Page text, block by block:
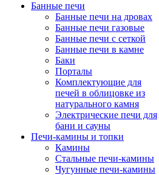
Банные печи
Банные печи на дровах
Банные печи газовые
Банные печи с сеткой
Банные печи в камне
Баки
Порталы
Комплектующие для
печей в облицовке из
натурального камня
Электрические печи для
бани и сауны
Печи-камины и топки
Камины
Стальные печи-камины
Чугунные печи-камины